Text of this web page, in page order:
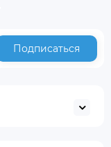
Подписаться